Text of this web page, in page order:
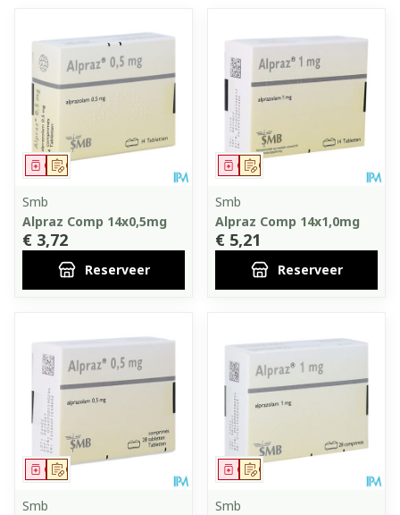
Op voorschrift
Geneesmiddel
Smb
Alpraz Comp 14x0,5mg
€ 3,72
Reserveer
Op voorschrift
Geneesmiddel
Smb
Alpraz Comp 14x1,0mg
€ 5,21
Reserveer
Op voorschrift
Geneesmiddel
Smb
Op voorschrift
Geneesmiddel
Smb